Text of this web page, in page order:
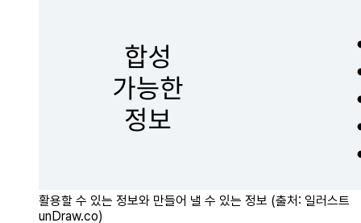
활용할 수 있는 정보와 만들어 낼 수 있는 정보 (출처: 일러스트
unDraw.co)